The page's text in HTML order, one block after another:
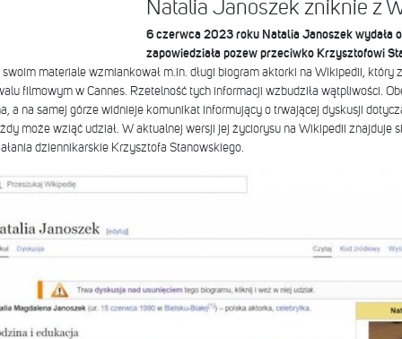
Natalia Janoszek zniknie z
6 czerwca 2023 roku Natalia Janoszek wydała
zapowiedziała pozew przeciwko Krzysztofowi
materiale wzmiankował m.in. długi biogram aktorki na Wikipedii, który
filmowym w Cannes. Rzetelność tych informacji wzbudziła wątpliwości.
a na samej górze widnieje komunikat informujący o trwającej dyskusji
może wziąć udział. W aktualnej wersji jej życiorysu na Wikipedii znajduje
dziennikarskie Krzysztofa Stanowskiego.